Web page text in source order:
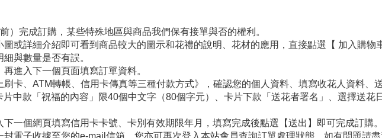
）完成訂購，某些特殊地區與商品我們保有接單與否的權利。
或詳細介紹即可看到商品較大的圖示和花禮的說明、花材的應用，直接點選【 加入購物
與數量是否有誤。
進入下一個頁面填寫訂單資料。
卡、ATM轉帳、信用卡傳真等三種付款方式》，確認您的個人資料、填寫收花人資料、
中款「祝福的內容」限40個中文字（80個字元）、卡片下款「送花者署名」、選擇送花
一個網頁填寫信用卡卡號、卡別有效期限年月，填寫完成後點選【送出】即可完成訂購。